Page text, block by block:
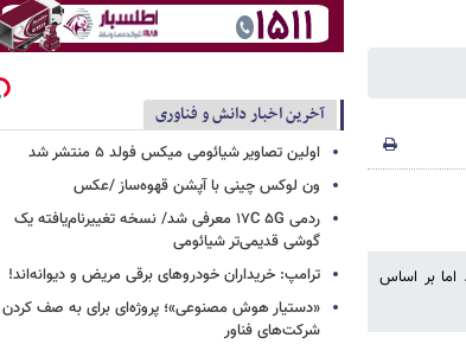
اما بر اساس
آخرین اخبار دانش و فناوری
اولین تصاویر شیائومی میکس فولد ۵ منتشر شد
ون لوکس چینی با آپشن قهوه‌ساز /عکس
ردمی ۱۷C ۵G معرفی شد/ نسخه تغییرنام‌یافته یک
گوشی قدیمی‌تر شیائومی
ترامپ: خریداران خودروهای برقی مریض و دیوانه‌اند!
«دستیار هوش مصنوعی»؛ پروژه‌ای برای به صف کردن
شرکت‌های فناور